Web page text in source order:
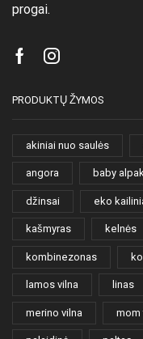
progai.
FacebookInstagram
PRODUKTŲ ŽYMOS
akiniai nuo saulės
angora baby
džinsai eko
kašmyras kelnės
kombinezonas
lamos vilna linas
merino vilna mom